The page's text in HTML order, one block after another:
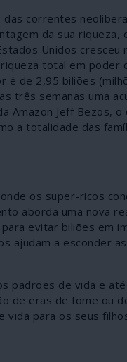
correntes
da sua riqueza,
Unidos cresceu
total em poder
é de 2,95 biliões
três semanas uma
Amazon Jeff Bezos, o
a totalidade das
os super-ricos
aborda uma nova
evitar biliões em
ajudam a esconder
padrões de vida e até
de eras de fome ou
vida para os seus